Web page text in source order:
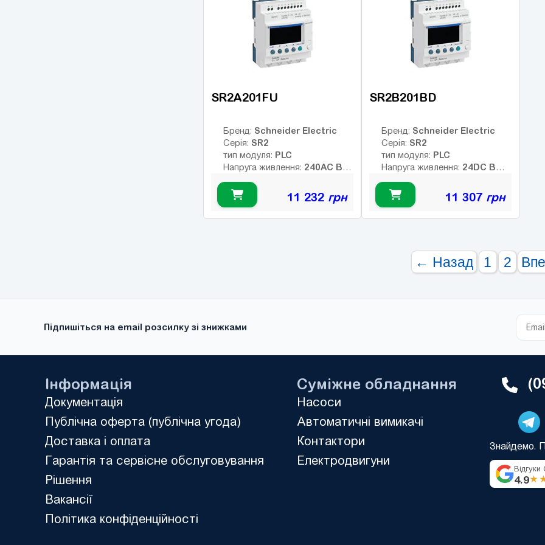
Число дискретних виходів:
Число високочастотних
виходів:
Число дискретних виходів:
Число високочастотних
виходів:
SR2A201FU
Бренд: Schneider Electric
Серія: SR2
тип модуля: PLC
Напруга живлення: 240AC В
релейні
Інтерфейс: Немає11 232 грн
SR2B201BD
Бренд: Schneider Electric
Серія: SR2
тип модуля: PLC
Напруга живлення: 24DC В
релейні
Інтерфейс: Немає
Число дискретних виходів:8
Число високочастотних
11 307 грн
← Назад 1 2
Підпишіться на email розсилку зі знижками
Інформація
Документація
Публічна оферта (публічна угода)
Доставка і оплата
Гарантія та сервісне обслуговування
Рішення
Вакансії
Політика конфіденційності
Суміжне обладнання
Насоси
Автоматичні вимикачі
Контактори
Електродвигуни
Знайдемо.
4.9